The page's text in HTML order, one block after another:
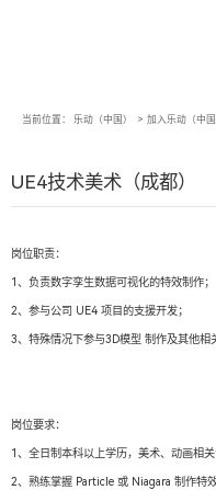
当前位置： 乐动（中国） > 加入乐动（中国
UE4技术美术（成都）
岗位职责：
1、负责数字孪生数据可视化的特效制作；
2、参与公司 UE4 项目的支援开发；
3、特殊情况下参与3D模型 制作及其他相
岗位要求：
1、全日制本科以上学历，美术、动画相
2、熟练掌握 Particle 或 Niagara 制作特效